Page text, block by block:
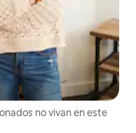
no vivan en este